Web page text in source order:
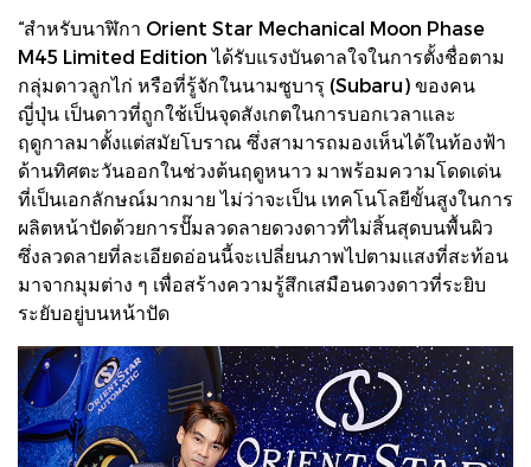
“สำหรับนาฬิกา Orient Star Mechanical Moon Phase
M45 Limited Edition ได้รับแรงบันดาลใจในการตั้งชื่อตาม
กลุ่มดาวลูกไก่ หรือที่รู้จักในนามซูบารุ (Subaru) ของคน
ญี่ปุ่น เป็นดาวที่ถูกใช้เป็นจุดสังเกตในการบอกเวลาและ
ฤดูกาลมาตั้งแต่สมัยโบราณ ซึ่งสามารถมองเห็นได้ในท้องฟ้า
ด้านทิศตะวันออกในช่วงต้นฤดูหนาว มาพร้อมความโดดเด่น
ที่เป็นเอกลักษณ์มากมาย ไม่ว่าจะเป็น เทคโนโลยีขั้นสูงในการ
ผลิตหน้าปัดด้วยการปั๊มลวดลายดวงดาวที่ไม่สิ้นสุดบนพื้นผิว
ซึ่งลวดลายที่ละเอียดอ่อนนี้จะเปลี่ยนภาพไปตามแสงที่สะท้อน
มาจากมุมต่าง ๆ เพื่อสร้างความรู้สึกเสมือนดวงดาวที่ระยิบ
ระยับอยู่บนหน้าปัด